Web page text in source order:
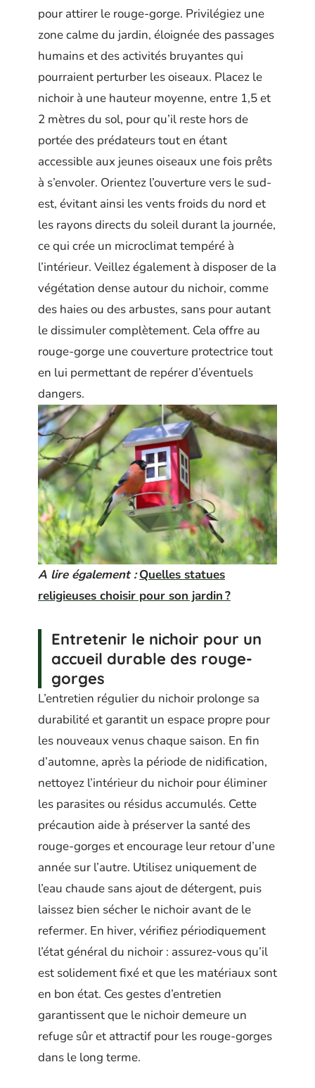
pour attirer le rouge-gorge. Privilégiez une
zone calme du jardin, éloignée des passages
humains et des activités bruyantes qui
pourraient perturber les oiseaux. Placez le
nichoir à une hauteur moyenne, entre 1,5 et
2 mètres du sol, pour qu’il reste hors de
portée des prédateurs tout en étant
accessible aux jeunes oiseaux une fois prêts
à s’envoler. Orientez l’ouverture vers le sud-
est, évitant ainsi les vents froids du nord et
les rayons directs du soleil durant la journée,
ce qui crée un microclimat tempéré à
l’intérieur. Veillez également à disposer de la
végétation dense autour du nichoir, comme
des haies ou des arbustes, sans pour autant
le dissimuler complètement. Cela offre au
rouge-gorge une couverture protectrice tout
en lui permettant de repérer d’éventuels
dangers.
A lire également : Quelles statues
religieuses choisir pour son jardin ?
Entretenir le nichoir pour un
accueil durable des rouge-
gorges
L’entretien régulier du nichoir prolonge sa
durabilité et garantit un espace propre pour
les nouveaux venus chaque saison. En fin
d’automne, après la période de nidification,
nettoyez l’intérieur du nichoir pour éliminer
les parasites ou résidus accumulés. Cette
précaution aide à préserver la santé des
rouge-gorges et encourage leur retour d’une
année sur l’autre. Utilisez uniquement de
l’eau chaude sans ajout de détergent, puis
laissez bien sécher le nichoir avant de le
refermer. En hiver, vérifiez périodiquement
l’état général du nichoir : assurez-vous qu’il
est solidement fixé et que les matériaux sont
en bon état. Ces gestes d’entretien
garantissent que le nichoir demeure un
refuge sûr et attractif pour les rouge-gorges
dans le long terme.